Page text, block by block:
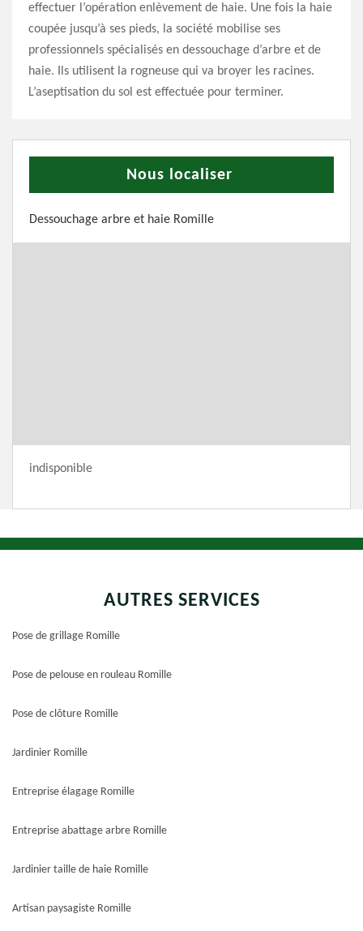
effectuer l’opération enlèvement de haie. Une fois la haie
coupée jusqu’à ses pieds, la société mobilise ses
professionnels spécialisés en dessouchage d’arbre et de
haie. Ils utilisent la rogneuse qui va broyer les racines.
L’aseptisation du sol est effectuée pour terminer.
Nous localiser
Dessouchage arbre et haie Romille
indisponible
AUTRES SERVICES
Pose de grillage Romille
Pose de pelouse en rouleau Romille
Pose de clôture Romille
Jardinier Romille
Entreprise élagage Romille
Entreprise abattage arbre Romille
Jardinier taille de haie Romille
Artisan paysagiste Romille